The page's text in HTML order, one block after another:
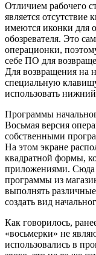
Отличием рабочего
является
имеются иконки для
обозревателя. Это
операционки,
себе ПО для
Для возвращения на
специальную
использовать
Программы
Восьмая версия
собственными
На этом экране
квадратной формы,
приложениями. Сюда
программы из
выполнять
создать вид
Как говорилось,
«восьмерки» не
использовались в